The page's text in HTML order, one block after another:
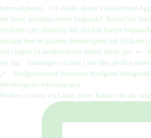
Hvilken cowboy fra Lucky River Ranch ville du vælg